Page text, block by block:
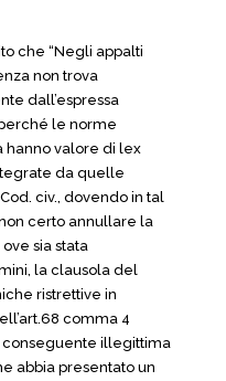
che “Negli appalti
non trova
dall’espressa
le norme
hanno valore di lex
da quelle
civ., dovendo in tal
certo annullare la
sia stata
la clausola del
ristrettive in
comma 4
conseguente illegittima
abbia presentato un